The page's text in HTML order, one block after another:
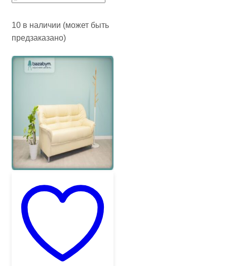
10 в наличии (может быть
предзаказано)